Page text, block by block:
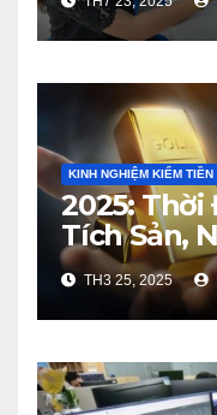
KINH NGHIỆM KIẾM TIỀN
2025:
Tích Sản,
Gặp Thử
TH3 25, 2025